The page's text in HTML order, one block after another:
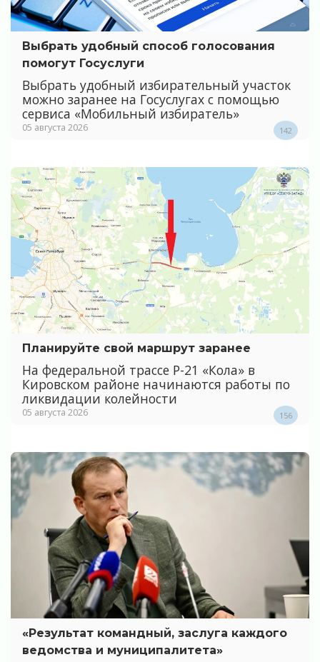
Выбрать удобный способ голосования
помогут Госуслуги
Выбрать удобный избирательный участок
можно заранее на Госуслугах с помощью
сервиса «Мобильный избиратель»
05 августа 2026 142
Планируйте свой маршрут заранее
На федеральной трассе Р-21 «Кола» в
Кировском районе начинаются работы по
ликвидации колейности
05 августа 2026 156
«Результат командный, заслуга каждого
ведомства и муниципалитета»